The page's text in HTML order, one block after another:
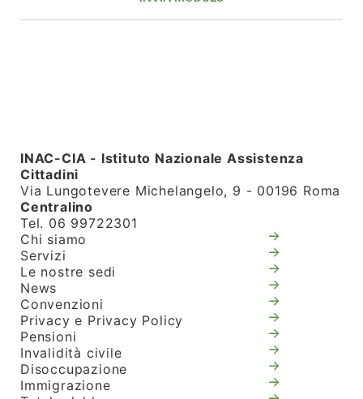
INAC-CIA - Istituto Nazionale Assistenza
Cittadini
Via Lungotevere Michelangelo, 9 - 00196 Roma
Centralino
Tel. 06 99722301
Chi siamo
Servizi
Le nostre sedi
News
Convenzioni
Privacy e Privacy Policy
Pensioni
Invalidità civile
Disoccupazione
Immigrazione